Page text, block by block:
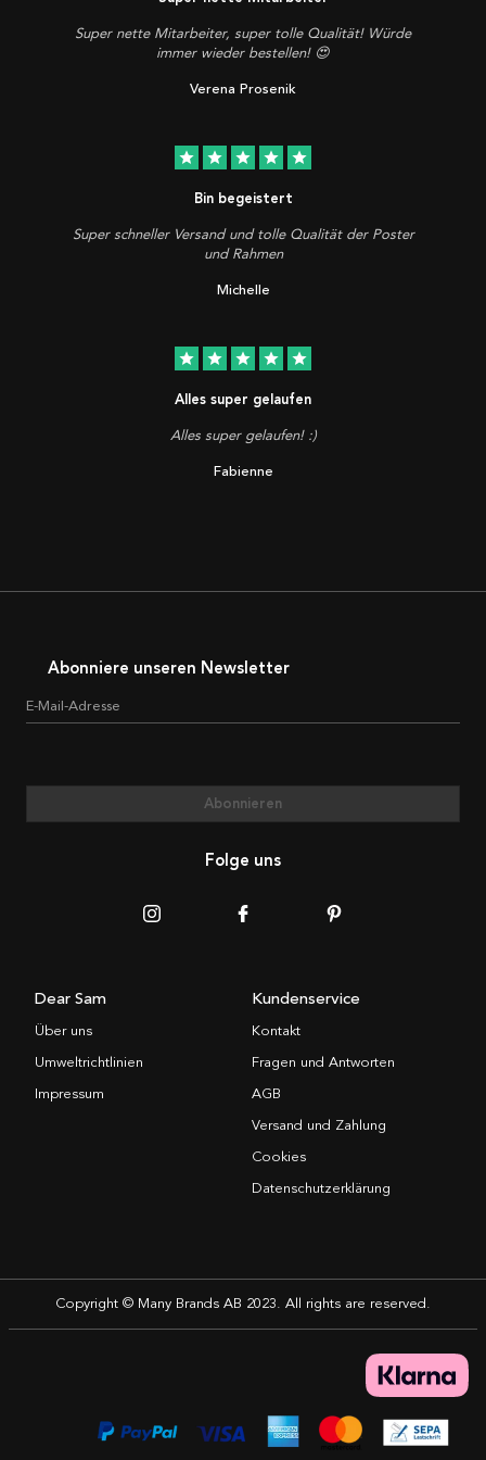
Super nette Mitarbeiter, super tolle Qualität! Würde
immer wieder bestellen! 😍
Verena Prosenik
star star star star star
Bin begeistert
Super schneller Versand und tolle Qualität der Poster
und Rahmen
Michelle
star star star star star
Alles super gelaufen
Alles super gelaufen! :)
Fabienne
Abonniere unseren Newsletter
E-Mail-Adresse
Abonnieren
Folge uns
Dear Sam
Über uns
Umweltrichtlinien
Impressum
Kundenservice
Kontakt
Fragen und Antworten
AGB
Versand und Zahlung
Cookies
Datenschutzerklärung
Copyright © Many Brands AB 2023. All rights are reserved.